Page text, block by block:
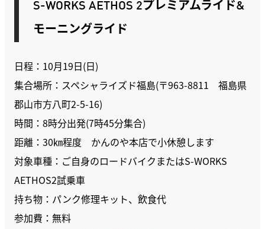
S-WORKS AETHOS 2プレミアムライド &
モーニングライド
日程：10月19日(日)
集合場所：スペシャライズド福島(〒963-8811 福島県
郡山市方八町2-5-16)
時間：8時分出発(7時45分集合)
距離：30㎞程度 かんのや本店で小休憩します
対象車種：ご自身のロードバイクまたはS-WORKS
AETHOS2試乗車
持ち物：パンク修理キット、飲食代
参加費：無料